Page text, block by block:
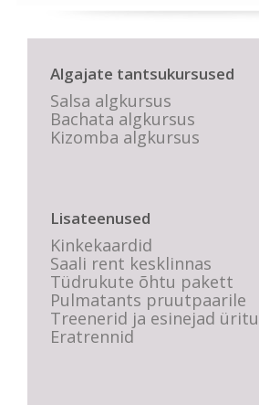
Algajate tantsukursused
Salsa algkursus
Bachata algkursus
Kizomba algkursus
Lisateenused
Kinkekaardid
Saali rent kesklinnas
Tüdrukute õhtu pakett
Pulmatants pruutpaarile
Treenerid ja esinejad
Eratrennid